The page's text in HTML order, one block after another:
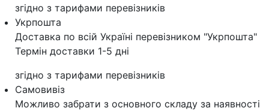
згідно з тарифами перевізників
Укрпошта
Доставка по всій Україні перевізником "Укрпошта"
Термін доставки 1-5 дні
згідно з тарифами перевізників
Самовивіз
Можливо забрати з основного складу за наявності